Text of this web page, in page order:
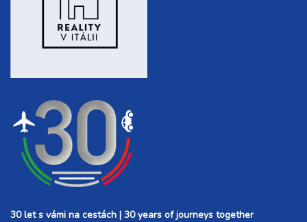
30 let s vámi na cestách | 30 years of journeys together